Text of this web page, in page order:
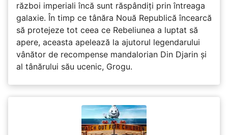
război imperiali încă sunt răspândiți prin întreaga
galaxie. În timp ce tânăra Nouă Republică încearcă
să protejeze tot ceea ce Rebeliunea a luptat să
apere, aceasta apelează la ajutorul legendarului
vânător de recompense mandalorian Din Djarin și
al tânărului său ucenic, Grogu.